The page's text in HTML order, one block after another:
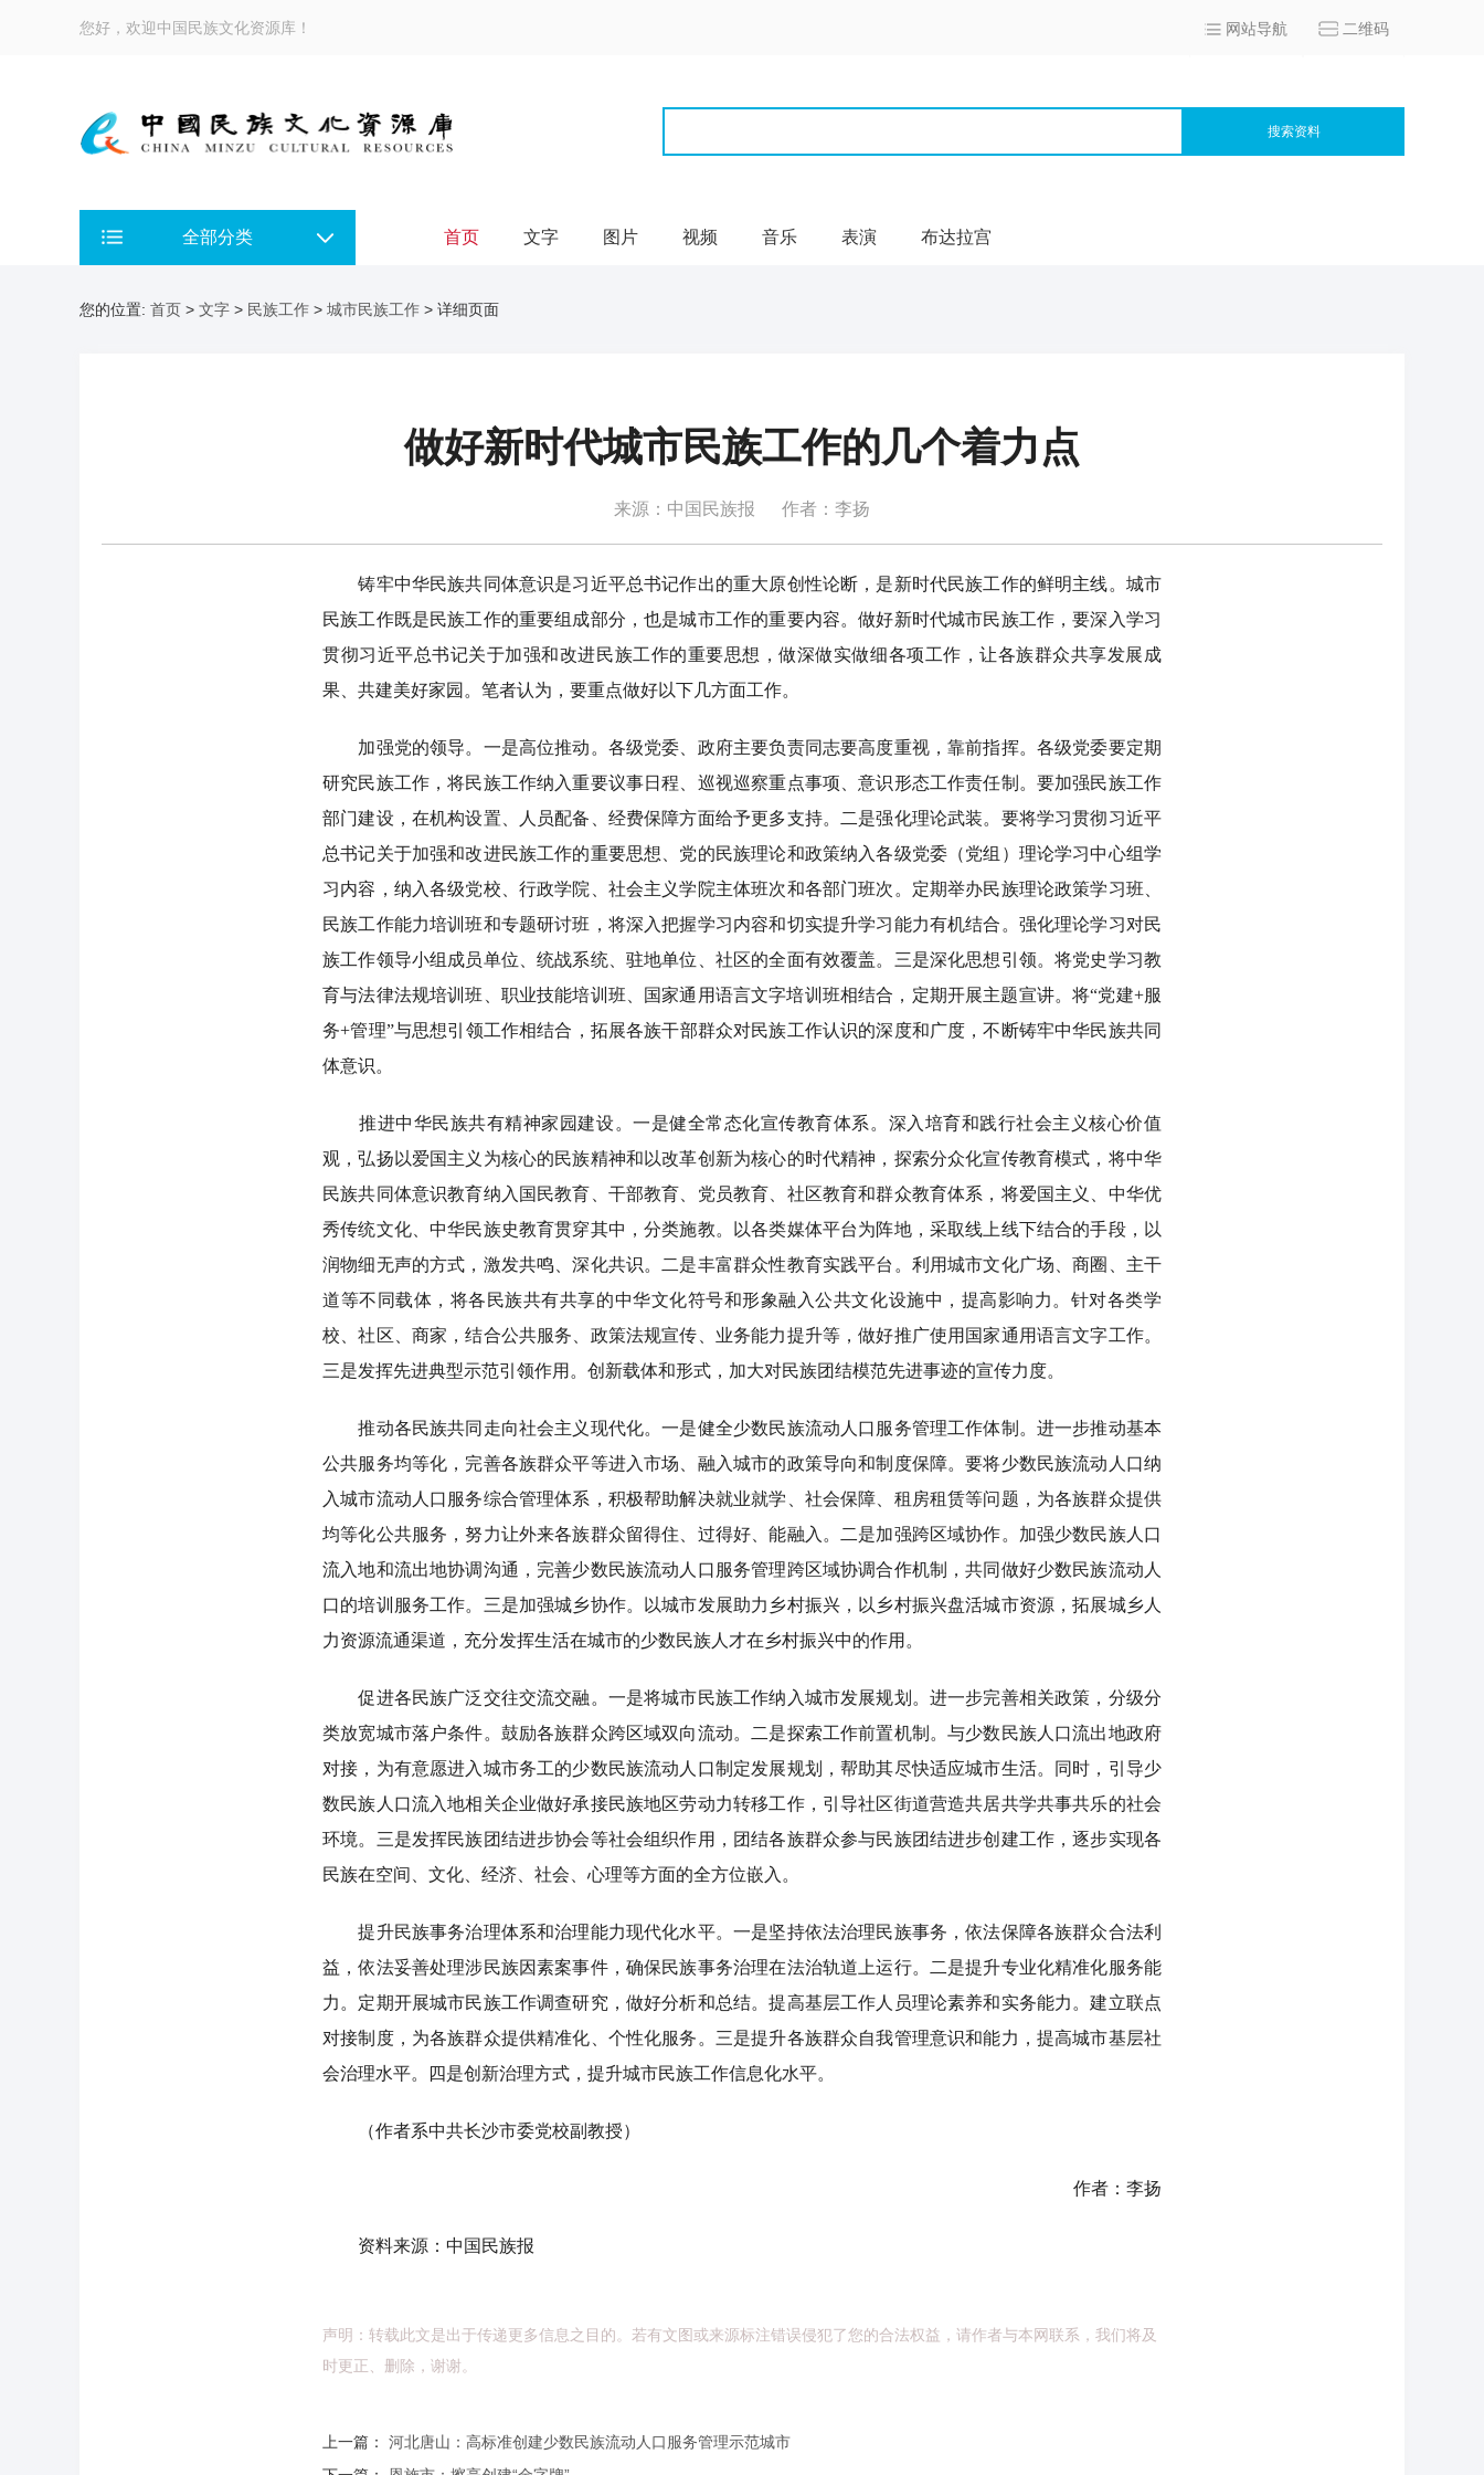
您好，欢迎中国民族文化资源库！ 网站导航 二维码
搜索资料
全部分类 首页 文字 图片 视频 音乐 表演 布达拉宫
您的位置: 首页 > 文字 > 民族工作 > 城市民族工作 > 详细页面
做好新时代城市民族工作的几个着力点
来源：中国民族报 作者：李扬
铸牢中华民族共同体意识是习近平总书记作出的重大原创性论断，是新时代民族工作的鲜明主线。城市
民族工作既是民族工作的重要组成部分，也是城市工作的重要内容。做好新时代城市民族工作，要深入学习
贯彻习近平总书记关于加强和改进民族工作的重要思想，做深做实做细各项工作，让各族群众共享发展成
果、共建美好家园。笔者认为，要重点做好以下几方面工作。
加强党的领导。一是高位推动。各级党委、政府主要负责同志要高度重视，靠前指挥。各级党委要定期
研究民族工作，将民族工作纳入重要议事日程、巡视巡察重点事项、意识形态工作责任制。要加强民族工作
部门建设，在机构设置、人员配备、经费保障方面给予更多支持。二是强化理论武装。要将学习贯彻习近平
总书记关于加强和改进民族工作的重要思想、党的民族理论和政策纳入各级党委（党组）理论学习中心组学
习内容，纳入各级党校、行政学院、社会主义学院主体班次和各部门班次。定期举办民族理论政策学习班、
民族工作能力培训班和专题研讨班，将深入把握学习内容和切实提升学习能力有机结合。强化理论学习对民
族工作领导小组成员单位、统战系统、驻地单位、社区的全面有效覆盖。三是深化思想引领。将党史学习教
育与法律法规培训班、职业技能培训班、国家通用语言文字培训班相结合，定期开展主题宣讲。将“党建+服
务+管理”与思想引领工作相结合，拓展各族干部群众对民族工作认识的深度和广度，不断铸牢中华民族共同
体意识。
推进中华民族共有精神家园建设。一是健全常态化宣传教育体系。深入培育和践行社会主义核心价值
观，弘扬以爱国主义为核心的民族精神和以改革创新为核心的时代精神，探索分众化宣传教育模式，将中华
民族共同体意识教育纳入国民教育、干部教育、党员教育、社区教育和群众教育体系，将爱国主义、中华优
秀传统文化、中华民族史教育贯穿其中，分类施教。以各类媒体平台为阵地，采取线上线下结合的手段，以
润物细无声的方式，激发共鸣、深化共识。二是丰富群众性教育实践平台。利用城市文化广场、商圈、主干
道等不同载体，将各民族共有共享的中华文化符号和形象融入公共文化设施中，提高影响力。针对各类学
校、社区、商家，结合公共服务、政策法规宣传、业务能力提升等，做好推广使用国家通用语言文字工作。
三是发挥先进典型示范引领作用。创新载体和形式，加大对民族团结模范先进事迹的宣传力度。
推动各民族共同走向社会主义现代化。一是健全少数民族流动人口服务管理工作体制。进一步推动基本
公共服务均等化，完善各族群众平等进入市场、融入城市的政策导向和制度保障。要将少数民族流动人口纳
入城市流动人口服务综合管理体系，积极帮助解决就业就学、社会保障、租房租赁等问题，为各族群众提供
均等化公共服务，努力让外来各族群众留得住、过得好、能融入。二是加强跨区域协作。加强少数民族人口
流入地和流出地协调沟通，完善少数民族流动人口服务管理跨区域协调合作机制，共同做好少数民族流动人
口的培训服务工作。三是加强城乡协作。以城市发展助力乡村振兴，以乡村振兴盘活城市资源，拓展城乡人
力资源流通渠道，充分发挥生活在城市的少数民族人才在乡村振兴中的作用。
促进各民族广泛交往交流交融。一是将城市民族工作纳入城市发展规划。进一步完善相关政策，分级分
类放宽城市落户条件。鼓励各族群众跨区域双向流动。二是探索工作前置机制。与少数民族人口流出地政府
对接，为有意愿进入城市务工的少数民族流动人口制定发展规划，帮助其尽快适应城市生活。同时，引导少
数民族人口流入地相关企业做好承接民族地区劳动力转移工作，引导社区街道营造共居共学共事共乐的社会
环境。三是发挥民族团结进步协会等社会组织作用，团结各族群众参与民族团结进步创建工作，逐步实现各
民族在空间、文化、经济、社会、心理等方面的全方位嵌入。
提升民族事务治理体系和治理能力现代化水平。一是坚持依法治理民族事务，依法保障各族群众合法利
益，依法妥善处理涉民族因素案事件，确保民族事务治理在法治轨道上运行。二是提升专业化精准化服务能
力。定期开展城市民族工作调查研究，做好分析和总结。提高基层工作人员理论素养和实务能力。建立联点
对接制度，为各族群众提供精准化、个性化服务。三是提升各族群众自我管理意识和能力，提高城市基层社
会治理水平。四是创新治理方式，提升城市民族工作信息化水平。
（作者系中共长沙市委党校副教授）
作者：李扬
资料来源：中国民族报
声明：转载此文是出于传递更多信息之目的。若有文图或来源标注错误侵犯了您的合法权益，请作者与本网联系，我们将及
时更正、删除，谢谢。
上一篇： 河北唐山：高标准创建少数民族流动人口服务管理示范城市